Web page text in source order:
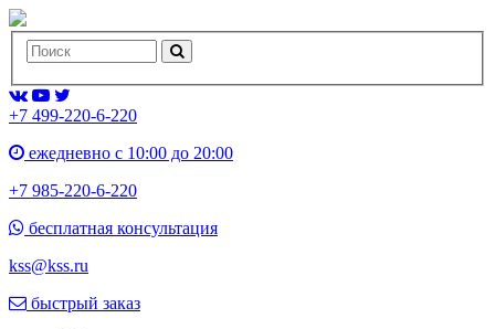
+7 499-220-6-220
ежедневно с 10:00 до 20:00
+7 985-220-6-220
бесплатная консультация
kss@kss.ru
быстрый заказ